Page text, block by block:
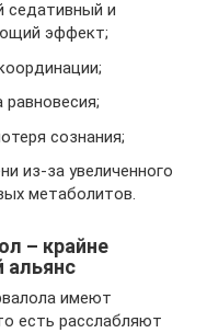
седативный и
эффект;
равновесия;
сознания;
из-за увеличенного
метаболитов.
– крайне
альянс
имеют
есть расслабляют